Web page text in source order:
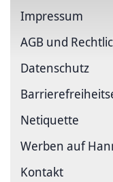
Impressum
AGB und
Datenschutz
Netiquette
Werben auf
Kontakt